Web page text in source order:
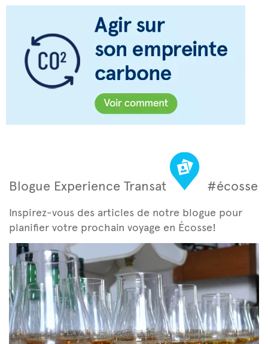
Blogue Experience Transat #écosse
Inspirez-vous des articles de notre blogue pour
planifier votre prochain voyage en Écosse!